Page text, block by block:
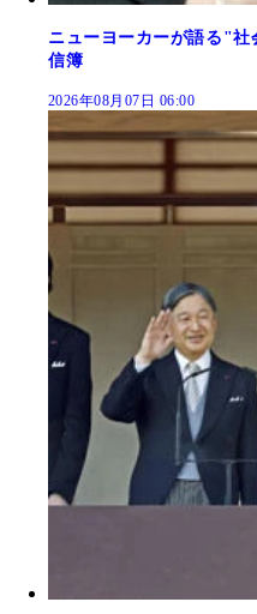
ニューヨーカーが語る"
信簿
2026年08月07日 06:00